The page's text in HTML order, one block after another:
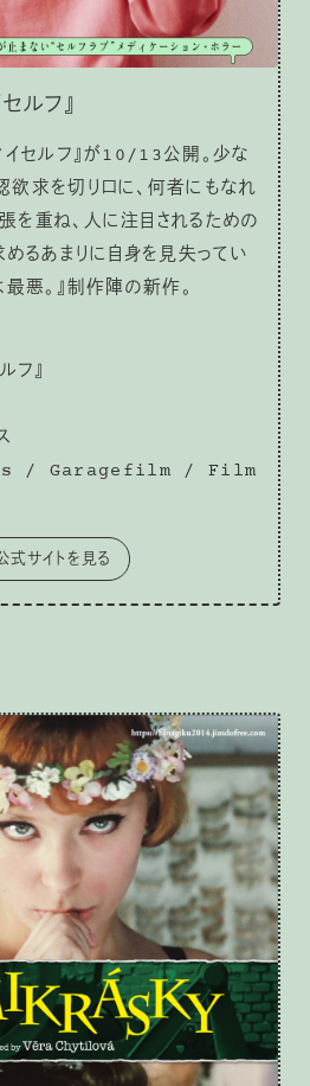
ルフ』
イセルフ』が10/13公開。少な
求を切り口に、何者にもなれ
重ね、人に注目されるための
めるあまりに自身を見失ってい
最悪。』制作陣の新作。
フ』
/ Garagefilm / Film
式サイトを見る